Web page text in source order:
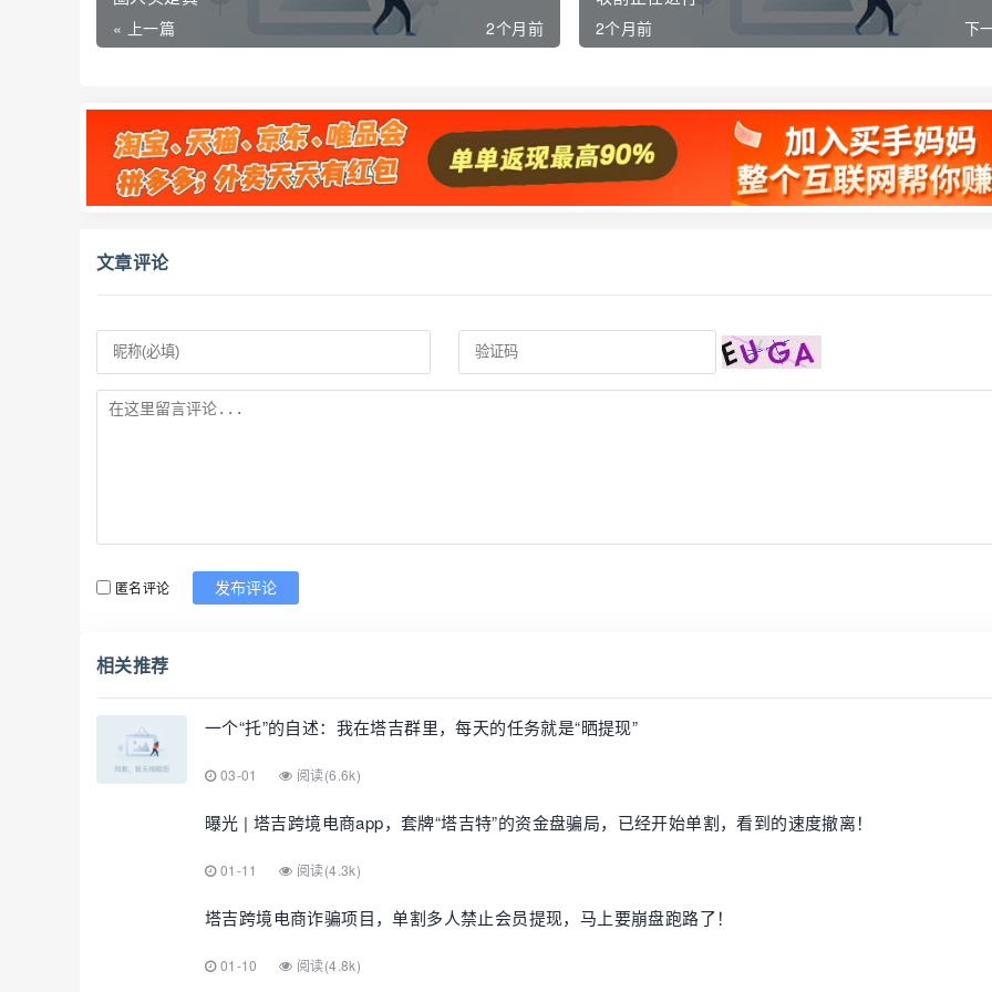
« 上一篇 2个月前 下
2个月前
文章评论
匿名评论 发布评论
相关推荐
一个“托”的自述：我在塔吉群里，每天的任务就是“晒提现”
03-01 阅读(6.6k)
曝光 | 塔吉跨境电商app，套牌“塔吉特”的资金盘骗局，已经开始单割，看到的速度撤离！
01-11 阅读(4.3k)
塔吉跨境电商诈骗项目，单割多人禁止会员提现，马上要崩盘跑路了！
01-10 阅读(4.8k)